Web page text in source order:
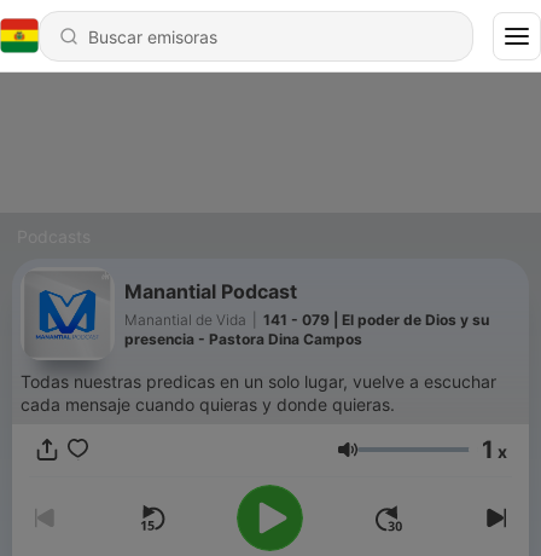
Manantial Podcast
Manantial de Vida
141 - 079 | El poder de Dios y su
presencia - Pastora Dina Campos
Todas nuestras predicas en un solo lugar, vuelve a escuchar
cada mensaje cuando quieras y donde quieras.
Volumen 1 x